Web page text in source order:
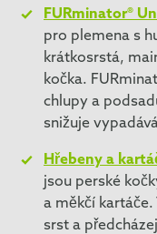
FURminator®
pro plemena s
krátkosrstá,
kočka.
chlupy a
snižuje
Hřebeny a
jsou perské
a měkčí
srst a